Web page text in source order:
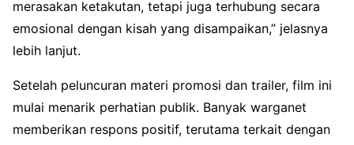
merasakan ketakutan, tetapi juga terhubung secara
emosional dengan kisah yang disampaikan,” jelasnya
lebih lanjut.
Setelah peluncuran materi promosi dan trailer, film ini
mulai menarik perhatian publik. Banyak warganet
memberikan respons positif, terutama terkait dengan